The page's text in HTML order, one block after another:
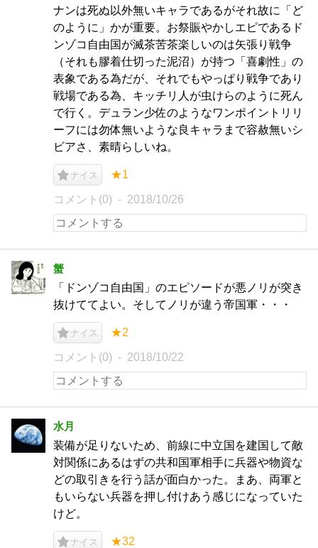
ナンは死ぬ以外無いキャラであるがそれ故に「ど
のように」かが重要。お祭賑やかしエピであるド
ンゾコ自由国が滅茶苦茶楽しいのは矢張り戦争
（それも膠着仕切った泥沼）が持つ「喜劇性」の
表象である為だが、それでもやっぱり戦争であり
戦場である為、キッチリ人が虫けらのように死ん
で行く。デュラン少佐のようなワンポイントリリ
ーフには勿体無いような良キャラまで容赦無いシ
ビアさ、素晴らしいね。
ナイス ★1
コメント(0) 2018/10/26
蟹
「ドンゾコ自由国」のエピソードが悪ノリが突き
抜けててよい。そしてノリが違う帝国軍・・・
ナイス ★2
コメント(0) 2018/10/22
水月
装備が足りないため、前線に中立国を建国して敵
対関係にあるはずの共和国軍相手に兵器や物資な
どの取引きを行う話が面白かった。まあ、両軍と
もいらない兵器を押し付けあう感じになっていた
けど。
ナイス ★32